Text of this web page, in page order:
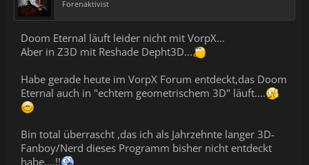
Forenaktivist
Doom Eternal läuft leider nicht mit VorpX...
Aber in Z3D mit Reshade Depht3D...
Habe gerade heute im VorpX Forum entdeckt,das Doom
Eternal auch in "echtem geometrischem 3D" läuft....
Bin total überrascht ,das ich als Jahrzehnte langer 3D-
Fanboy/Nerd dieses Programm bisher nicht entdeckt
habe....!!